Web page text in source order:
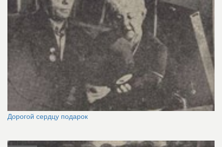
Дорогой сердцу подарок